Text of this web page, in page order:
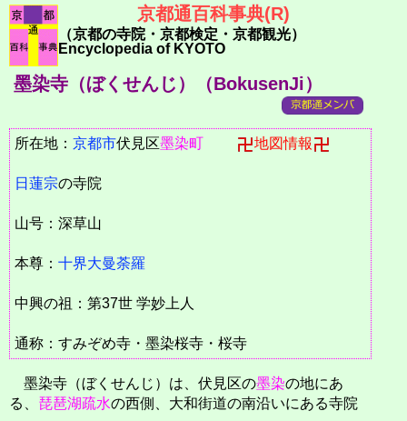
京都通百科事典(R)
（京都の寺院・京都検定・京都観光）
Encyclopedia of KYOTO
墨染寺（ぼくせんじ）（BokusenJi）
所在地： 京都市伏見区墨染町 地図情報
日蓮宗の寺院
山号：深草山
本尊： 十界大曼荼羅
中興の祖：第37世 学妙上人
通称：すみぞめ寺・墨染桜寺・桜寺
墨染寺（ぼくせんじ）は、伏見区の墨染の地にあ
る、 琵琶湖疏水の西側、大和街道の南沿いにある寺院